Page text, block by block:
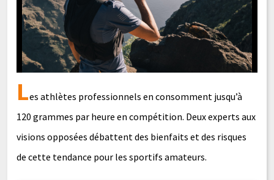
Les athlètes professionnels en consomment jusqu’à
120 grammes par heure en compétition. Deux experts aux
visions opposées débattent des bienfaits et des risques
de cette tendance pour les sportifs amateurs.